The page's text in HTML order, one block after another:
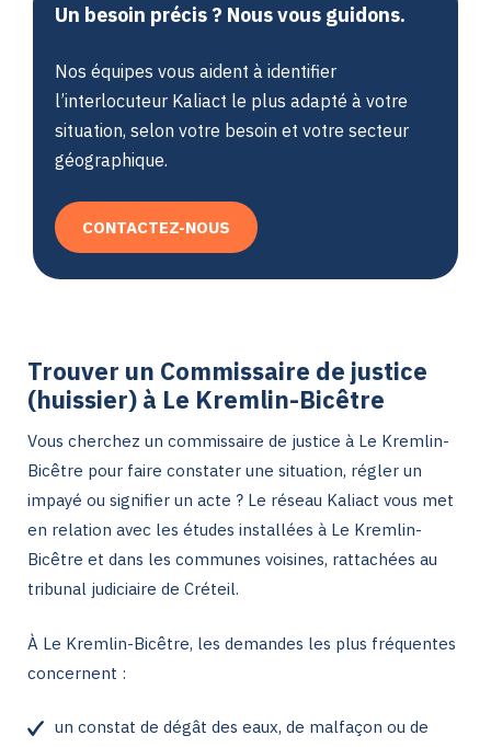
Un besoin précis ? Nous vous guidons.
Nos équipes vous aident à identifier
l’interlocuteur Kaliact le plus adapté à votre
situation, selon votre besoin et votre secteur
géographique.
CONTACTEZ-NOUS
Trouver un Commissaire de justice
(huissier) à Le Kremlin-Bicêtre
Vous cherchez un commissaire de justice à Le Kremlin-
Bicêtre pour faire constater une situation, régler un
impayé ou signifier un acte ? Le réseau Kaliact vous met
en relation avec les études installées à Le Kremlin-
Bicêtre et dans les communes voisines, rattachées au
tribunal judiciaire de Créteil.
À Le Kremlin-Bicêtre, les demandes les plus fréquentes
concernent :
un constat de dégât des eaux, de malfaçon ou de